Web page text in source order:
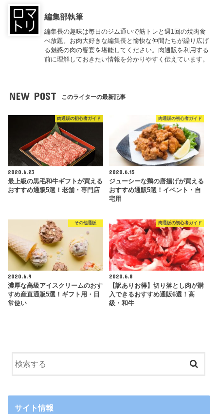
編集部執筆
編集長の趣味は毎日のジム通いで筋トレと週1回の焼肉食
べ放題。お肉大好きな編集長と愉快な仲間たちが繰り広げ
る魅惑の肉の饗宴を堪能してください。肉通販を利用する
前に理解しておきたい情報を分かりやすく伝えています。
NEW POST このライターの最新記事
肉通販の初心者ガイド
2020.6.23
最上級の黒毛和牛ギフトが買える
おすすめ通販5選！老舗・専門店
肉通販の初心者ガイド
2020.6.15
ジューシーな鶏の唐揚げが買える
おすすめ通販5選！イベント・自
宅用
その他通販
2020.6.9
濃厚な高級アイスクリームのおす
すめ産直通販5選！ギフト用・日
常使い
肉通販の初心者ガイド
2020.6.8
【訳ありお得】切り落とし肉が購
入できるおすすめ通販6選！高
級・和牛
サイト情報